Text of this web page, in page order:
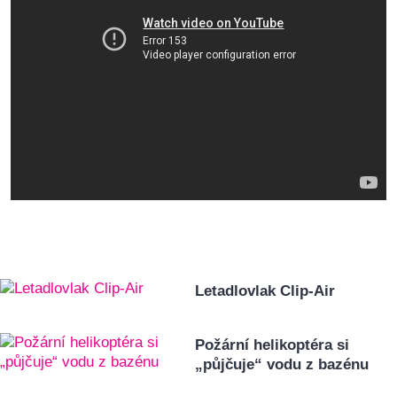
Letadlovlak Clip-Air
Požární helikoptéra si
„půjčuje“ vodu z bazénu